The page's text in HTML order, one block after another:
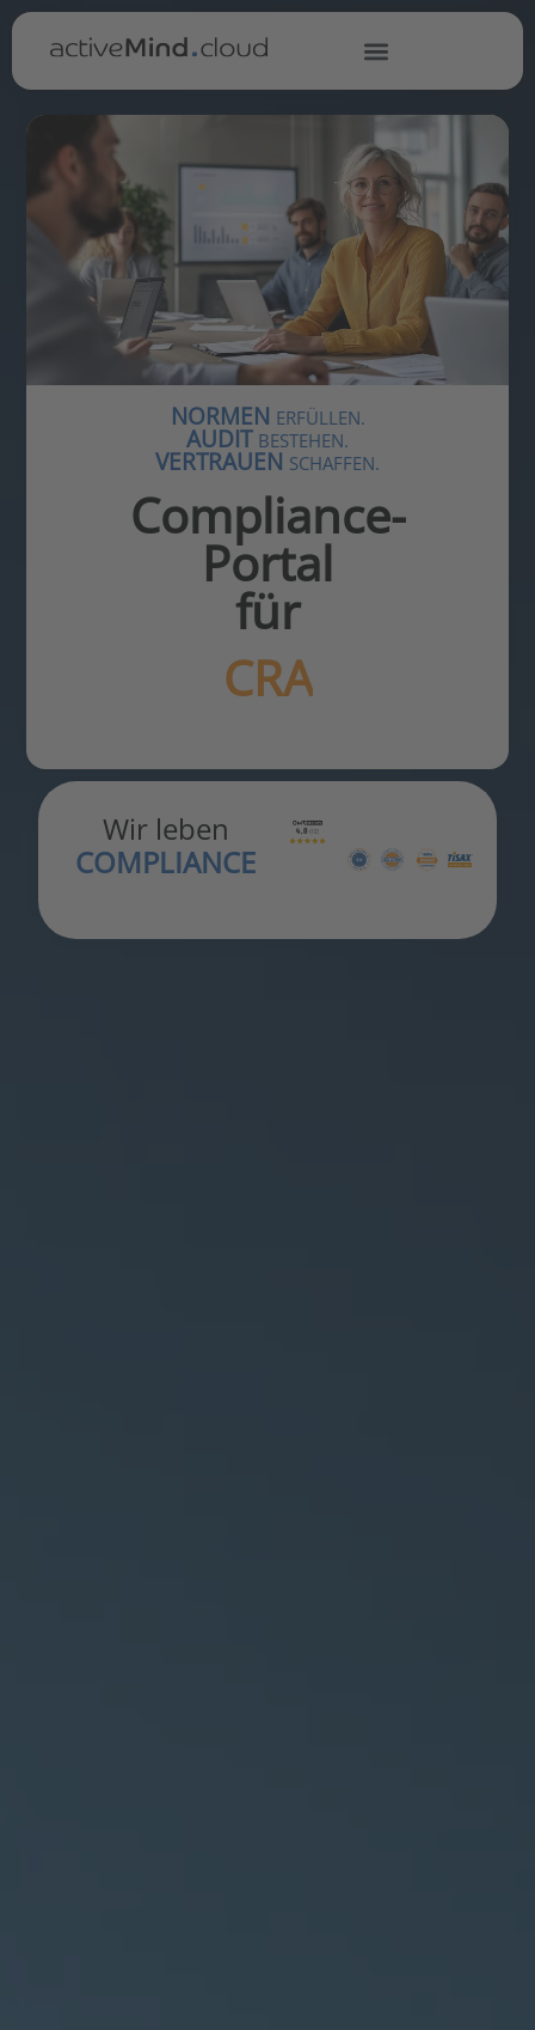
NORMEN ERFÜLLEN.
AUDIT BESTEHEN.
VERTRAUEN SCHAFFEN.
Compliance-
Portal
für
NIS2
Wir leben
COMPLIANCE